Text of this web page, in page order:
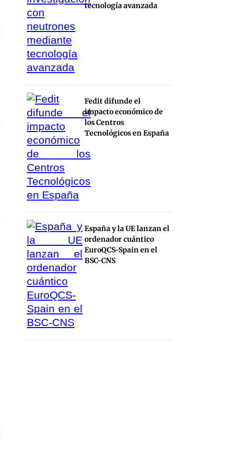
tecnología avanzada
Fedit difunde el
impacto económico de
los Centros
Tecnológicos en España
España y la UE lanzan el
ordenador cuántico
EuroQCS-Spain en el
BSC-CNS